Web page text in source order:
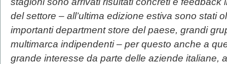
del settore – all’ultima edizione estiva sono stati
importanti department store del paese, grandi
multimarca indipendenti – per questo anche a
grande interesse da parte delle aziende italiane,